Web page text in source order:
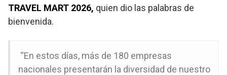
TRAVEL MART 2026, quien dio las palabras de
bienvenida.
“En estos días, más de 180 empresas
nacionales presentarán la diversidad de nuestro